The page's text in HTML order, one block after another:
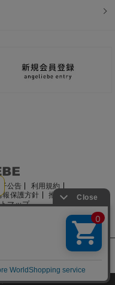
公告
利用規約
報保護方針
推奨環境
マップ
株式会社に属します。
LTD.